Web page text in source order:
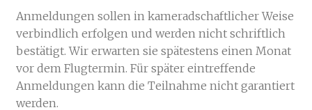
Anmeldungen sollen in kameradschaftlicher Weise
verbindlich erfolgen und werden nicht schriftlich
bestätigt. Wir erwarten sie spätestens einen Monat
vor dem Flugtermin. Für später eintreffende
Anmeldungen kann die Teilnahme nicht garantiert
werden.